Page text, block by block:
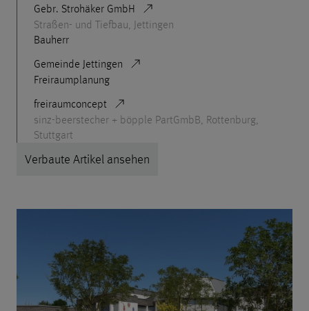
Gebr. Strohäker GmbH
Straßen- und Tiefbau, Jettingen
Bauherr
Gemeinde Jettingen
Freiraumplanung
freiraumconcept
sinz-beerstecher + böpple PartGmbB, Rottenburg,
Stuttgart
Verbaute Artikel ansehen